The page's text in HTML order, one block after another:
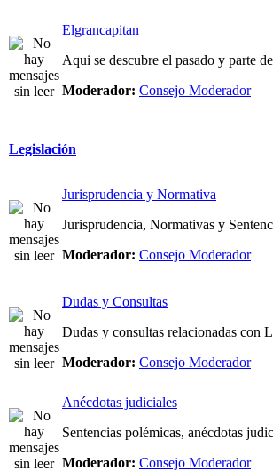
Elgrancapitan
Aqui se descubre el pasado y parte
Moderador: Consejo Moderador
Legislación
Jurisprudencia y Normativa
Jurisprudencia, Normativas y
Moderador: Consejo Moderador
Dudas y Consultas
Dudas y consultas relacionadas con
Moderador: Consejo Moderador
Anécdotas judiciales
Sentencias polémicas, anécdotas
Moderador: Consejo Moderador